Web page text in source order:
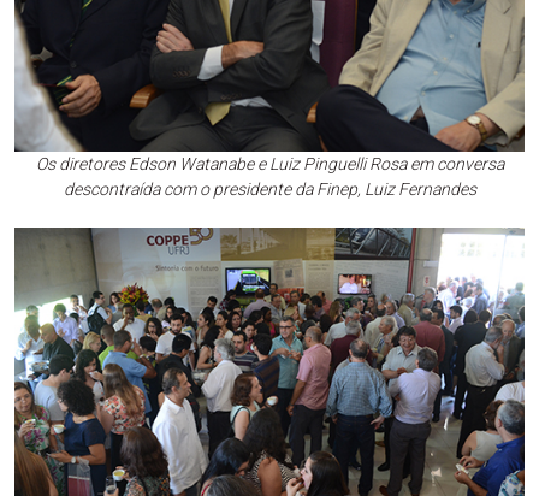
Os diretores Edson Watanabe e Luiz Pinguelli Rosa em conversa
descontraída com o presidente da Finep, Luiz Fernandes